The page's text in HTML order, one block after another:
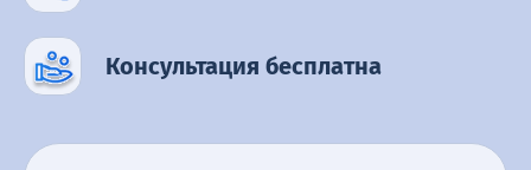
Консультация бесплатна